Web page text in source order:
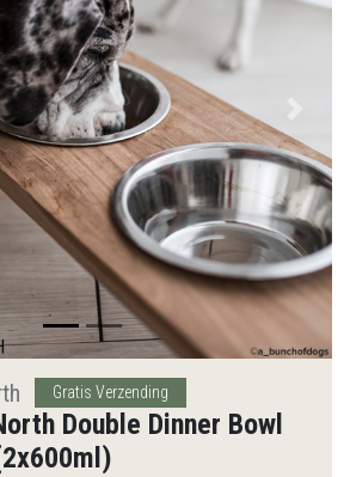
Gratis Verzending
Double Dinner Bowl